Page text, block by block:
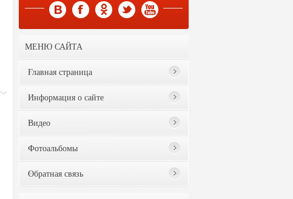
МЕНЮ САЙТА
Главная страница
Информация о сайте
Видео
Фотоальбомы
Обратная связь